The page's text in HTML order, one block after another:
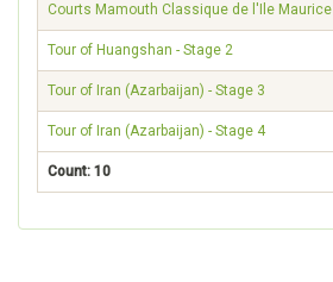
Courts Mamouth Classique de l'Ile Maurice
Tour of Huangshan - Stage 2
Tour of Iran (Azarbaijan) - Stage 3
Tour of Iran (Azarbaijan) - Stage 4
Count: 10